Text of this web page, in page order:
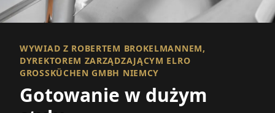
WYWIAD Z ROBERTEM BROKELMANNEM,
DYREKTOREM ZARZĄDZAJĄCYM ELRO
GROSSKÜCHEN GMBH NIEMCY
Gotowanie w dużym